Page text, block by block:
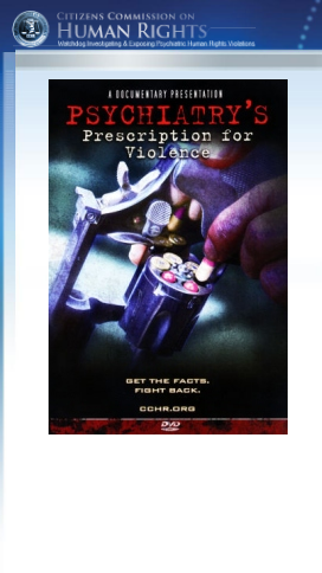
OM OSS
Hva er CCHR
Resultater
Et budskap fra Presidenten
Rådgivende råd
Erklæring for mental helse
Psykiatri: En dødsindustri -
CCHR Global Lokalisator
CCHR tv-annonser
Fienden i det skjulte
Fryktens tidsalder
Diagnostisk & statistisk
manual
Markedsføringen av galskap
Et dødelig levebrød:
Psykiatri: En dødsindustri
Resept på vold
SANNHETEN OM PSYKIATRI
Hurtig overblikk
CCHR-publikasjoner
Nedlastinger
ALTERNATIVER
GÅ TIL HANDLING
Engasjer deg
Medlemskap og bidrag
Rapporter reaksjoner på
Gratis informasjonssett
Pedagoger
BESTILL